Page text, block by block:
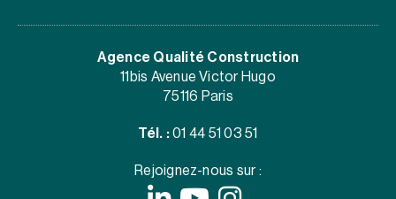
Agence Qualité Construction
11bis Avenue Victor Hugo
75116 Paris
Tél. : 01 44 51 03 51
Rejoignez-nous sur :